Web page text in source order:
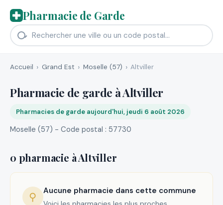
Pharmacie de Garde
Accueil Grand Est Moselle (57) Altviller
Pharmacie de garde à Altviller
Pharmacies de garde aujourd'hui, jeudi 6 août 2026
Moselle (57) - Code postal : 57730
0 pharmacie à Altviller
⚲ Aucune pharmacie dans cette commune